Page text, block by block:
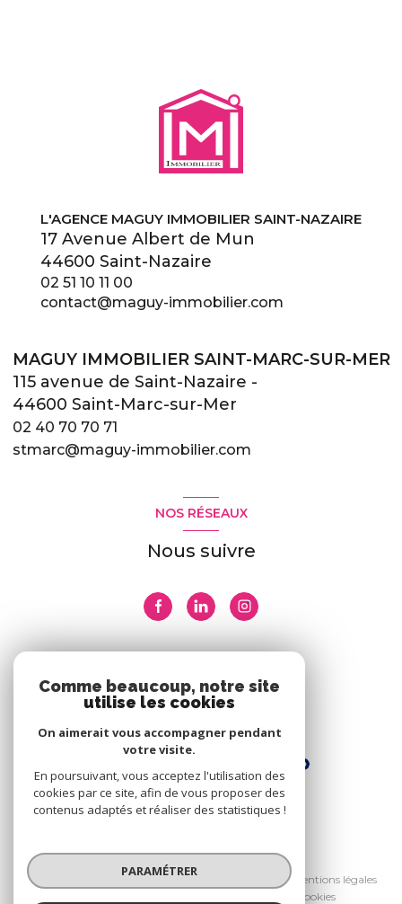
L'AGENCE MAGUY IMMOBILIER SAINT-NAZAIRE
17 Avenue Albert de Mun
44600 Saint-Nazaire
02 51 10 11 00
contact@maguy-immobilier.com
MAGUY IMMOBILIER SAINT-MARC-SUR-MER
115 avenue de Saint-Nazaire -
44600 Saint-Marc-sur-Mer
02 40 70 70 71
stmarc@maguy-immobilier.com
NOS RÉSEAUX
Nous suivre
Nous adhérons
© 2026 | Tous droits réservés
Nos honoraires
Nos partenaires
Mentions légales
Cookies
Comme beaucoup, notre site
utilise les cookies
On aimerait vous accompagner pendant
votre visite.
En poursuivant, vous acceptez l'utilisation des
cookies par ce site, afin de vous proposer des
contenus adaptés et réaliser des statistiques !
PARAMÉTRER